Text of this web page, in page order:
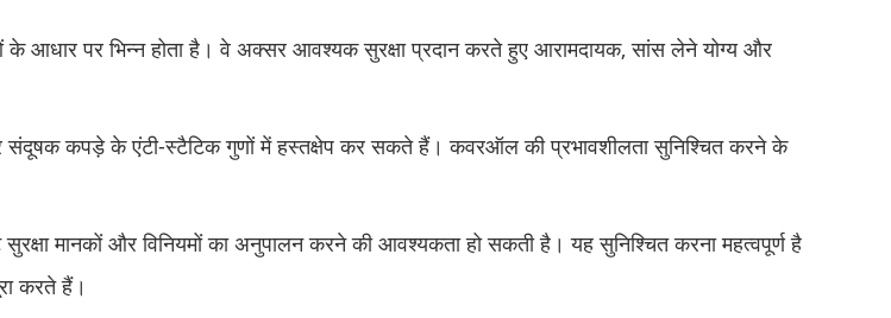
के आधार पर भिन्न होता है। वे अक्सर आवश्यक सुरक्षा प्रदान करते हुए आरामदायक, सांस लेने योग्य और
कपड़े के एंटी-स्टैटिक गुणों में हस्तक्षेप कर सकते हैं। कवरऑल की प्रभावशीलता सुनिश्चित करने के
मानकों और विनियमों का अनुपालन करने की आवश्यकता हो सकती है। यह सुनिश्चित करना महत्वपूर्ण है
करते हैं।